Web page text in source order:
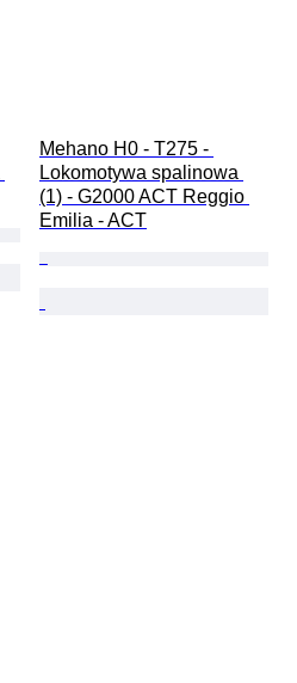
Mehano H0 - T275 -
Lokomotywa spalinowa
(1) - G2000 ACT Reggio
Emilia - ACT